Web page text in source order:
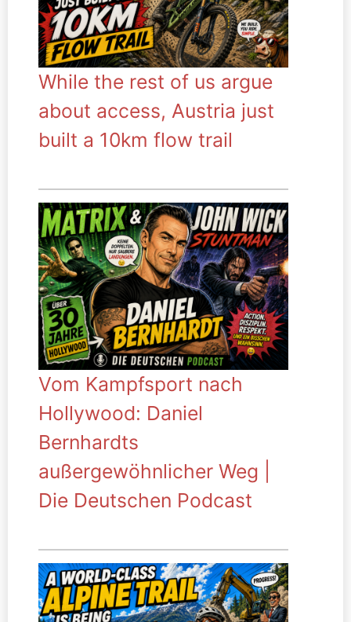
While the rest of us argue
about access, Austria just
built a 10km flow trail
Vom Kampfsport nach
Hollywood: Daniel
Bernhardts
außergewöhnlicher Weg |
Die Deutschen Podcast